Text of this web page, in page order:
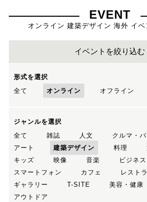
EVENT
オンライン 建築デザイン 海外 イ
イベントを絞り込む
形式を選択
全て
オンライン オフライン
ジャンルを選択
全て
雑誌 人文
クルマ・バ
アート
建築デザイン 料理
キッズ
映像 音楽
ビジネス
スマートフォン
カフェ レスト
ギャラリー
T-SITE 美容・健康
アウトドア